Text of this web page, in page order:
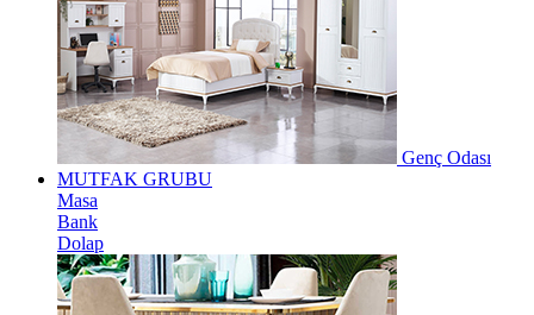
Genç Odası
MUTFAK GRUBU
Masa
Bank
Dolap